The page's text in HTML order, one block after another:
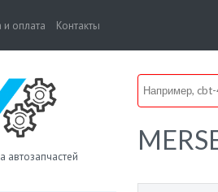
и оплата Контакты